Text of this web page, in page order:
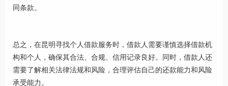
同条款。
总之，在昆明寻找个人借款服务时，借款人需要谨慎选择借款机
构和个人，确保其合法、合规、信用记录良好。同时，借款人还
需要了解相关法律法规和风险，合理评估自己的还款能力和风险
承受能力。